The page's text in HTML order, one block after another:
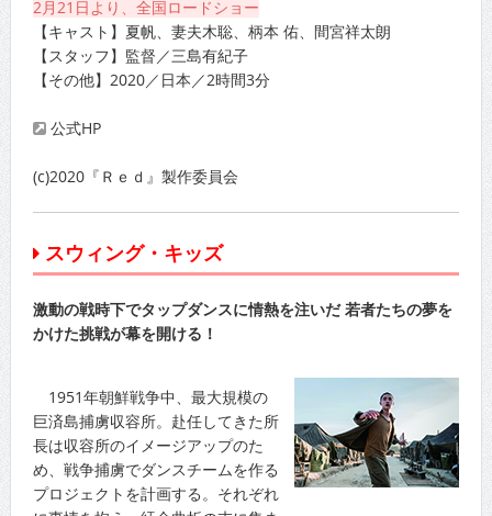
2月21日より、全国ロードショー
【キャスト】夏帆、妻夫木聡、柄本 佑、間宮祥太朗
【スタッフ】監督／三島有紀子
【その他】2020／日本／2時間3分
公式HP
(c)2020『Ｒｅｄ』製作委員会
スウィング・キッズ
激動の戦時下でタップダンスに情熱を注いだ 若者たちの夢を
かけた挑戦が幕を開ける！
1951年朝鮮戦争中、最大規模の
巨済島捕虜収容所。赴任してきた所
長は収容所のイメージアップのた
め、戦争捕虜でダンスチームを作る
プロジェクトを計画する。それぞれ